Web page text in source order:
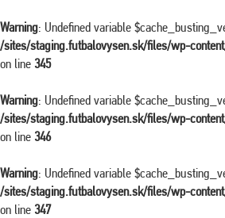
Warning: Undefined variable
/sites/staging.futbalovysen.sk/files/wp-
on line 345
Warning: Undefined variable
/sites/staging.futbalovysen.sk/files/wp-
on line 346
Warning: Undefined variable
/sites/staging.futbalovysen.sk/files/wp-
on line 347